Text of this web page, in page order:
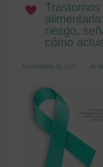
riesgo,
cómo
NOVIEMBRE 30, 2021 BY